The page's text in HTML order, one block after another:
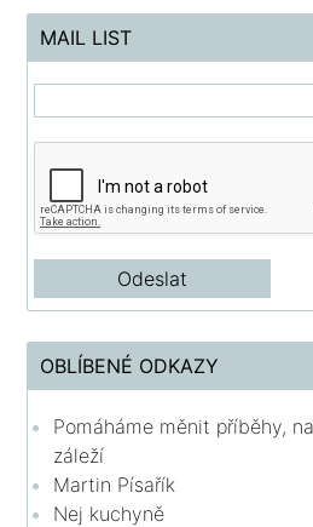
MAIL LIST
OBLÍBENÉ ODKAZY
Pomáháme měnit příběhy,
záleží
Martin Písařík
Nej kuchyně